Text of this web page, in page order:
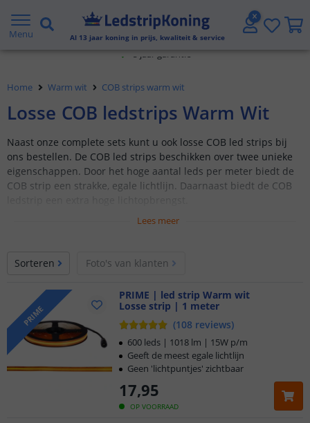
Menu Al 13 jaar koning in prijs, kwaliteit & service
5 jaar garantie
Gratis verzending vanaf € 20,- NL en BE
Klantbeoordeling 9.1
Voor 23:45 uur besteld,
Home Warm wit COB strips warm wit
Losse COB ledstrips Warm Wit
Naast onze complete sets kunt u ook losse COB led strips bij
ons bestellen. De COB led strips beschikken over twee unieke
eigenschappen. Door het hoge aantal leds per meter biedt de
COB strip een strakke, egale lichtlijn. Daarnaast biedt de COB
Losse COB led strips 1 t/m 10 meter
Prime (600 leds p/m)
Sfeervol warm wit licht (2700K)
Lees meer
Sorteren Foto's van klanten
PRIME
PRIME | led strip Warm wit
Losse strip | 1 meter
(108 reviews)
OP VOORRAAD
17,95
600 leds | 1018 lm | 15W p/m
Geeft de meest egale lichtlijn
Geen 'lichtpuntjes' zichtbaar